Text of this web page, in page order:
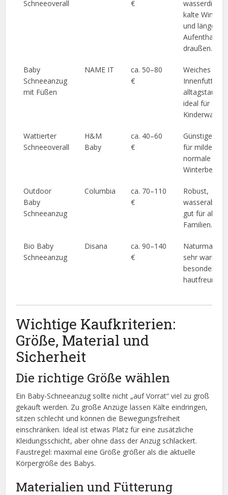
Schneeoverall €
wasserdicht,
kalte
und längere
Aufenthalte
draußen.
Baby
Schneeanzug
mit Füßen
NAME IT
ca. 50–80
€
Weiches
Innenfutter,
ideal für
Kinderwagen.
Wattierter
Schneeoverall
H&M
Baby
ca. 40–60
€
Günstige
für milde bis
normale
Outdoor
Baby
Schneeanzug
Columbia
ca. 70–110
€
Robust,
gut für aktive
Familien.
Bio Baby
Schneeanzug
Disana
ca. 90–140
€
sehr warm,
besonders
Wichtige Kaufkriterien:
Größe, Material und
Sicherheit
Die richtige Größe wählen
Ein Baby-Schneeanzug sollte nicht „auf Vorrat“ viel zu groß
gekauft werden. Zu große Anzüge lassen Kälte eindringen,
sitzen schlecht und können die Bewegungsfreiheit
einschränken. Ideal ist etwas Platz für eine zusätzliche
Kleidungsschicht, aber ohne dass der Anzug schlackert.
Faustregel: maximal eine Größe größer als die aktuelle
Körpergröße des Babys.
Materialien und Fütterung